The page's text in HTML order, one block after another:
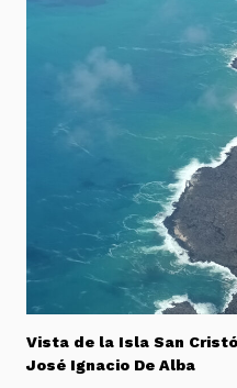
Vista de la Isla San
José Ignacio De Alba